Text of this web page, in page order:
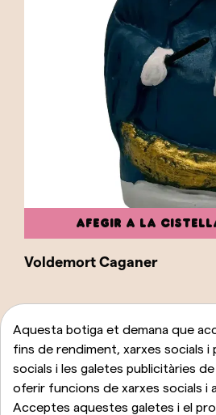
AFEGIR A LA
Voldemort Caganer
23,00 €
Aquesta botiga et demana que
fins de rendiment, xarxes socials i
socials i les galetes publicitàries
oferir funcions de xarxes socials i
Acceptes aquestes galetes i el